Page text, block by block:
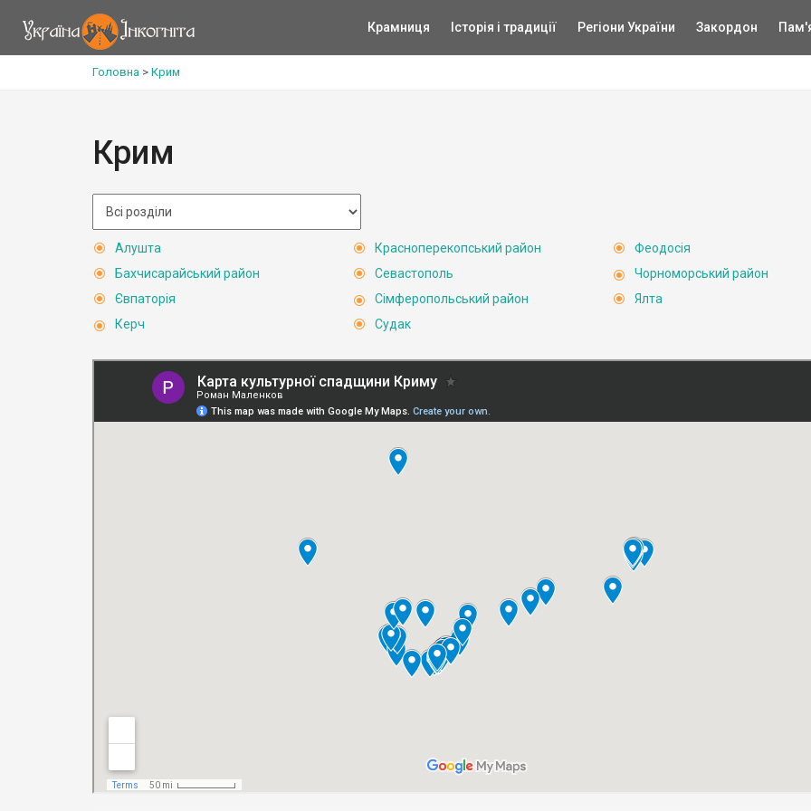
Крамниця Історія і традиції Регіони України Закордон
Головна > Крим
Крим
Алушта
Бахчисарайський район
Євпаторія
Керч
Красноперекопський район
Севастополь
Сімферопольський район
Судак
Феодосія
Чорноморський район
Ялта